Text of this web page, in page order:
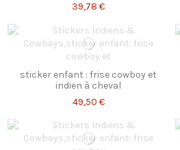
39,78 €
sticker enfant : frise cowboy et
indien à cheval
49,50 €